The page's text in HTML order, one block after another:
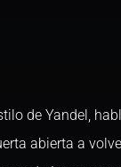
de Yandel,
abierta a